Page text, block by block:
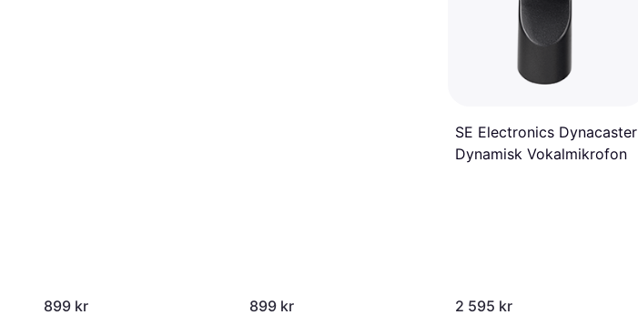
899 kr 899 kr
SE Electronics Dynacaster
Dynamisk Vokalmikrofon
2 595 kr